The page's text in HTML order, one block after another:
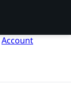
Account